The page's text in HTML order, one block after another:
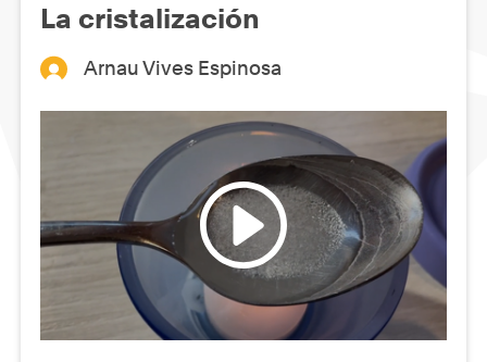
La cristalización
Arnau Vives Espinosa